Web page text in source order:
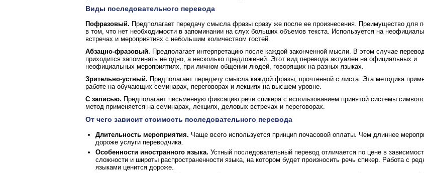
Виды последовательного перевода
Пофразовый. Предполагает передачу смысла фразы сразу же после ее произнесения. Преимущество для
в том, что нет необходимости в запоминании на слух больших объемов текста. Используется на
встречах и мероприятиях с небольшим количеством гостей.
Абзацно-фразовый. Предполагает интерпретацию после каждой законченной мысли. В этом случае
приходится запоминать не одно, а несколько предложений. Этот вид перевода актуален на официальных и
неофициальных мероприятиях, при личном общении людей, говорящих на разных языках.
Зрительно-устный. Предполагает передачу смысла каждой фразы, прочтенной с листа. Эта методика
работе на обучающих семинарах, переговорах и лекциях на высшем уровне.
С записью. Предполагает письменную фиксацию речи спикера с использованием принятой системы
метод применяется на семинарах, лекциях, деловых встречах и переговорах.
От чего зависит стоимость последовательного перевода
Длительность мероприятия. Чаще всего используется принцип почасовой оплаты. Чем длиннее
дороже услуги переводчика.
Особенности иностранного языка. Устный последовательный перевод отличается по цене в
сложности и широты распространенности языка, на котором будет произносить речь спикер. Работа с
языками ценится дороже.